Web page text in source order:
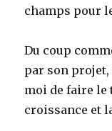
champs pour
Du coup
par son
moi de faire le
croissance et